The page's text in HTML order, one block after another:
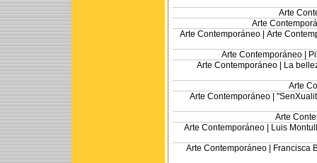
Arte
Arte
Arte Contemporáneo | Arte
Arte Contemporáneo |
Arte Contemporáneo |
La
Arte
Arte Contemporáneo |
Arte
Arte Contemporáneo |
Luis
Arte Contemporáneo | Francisca